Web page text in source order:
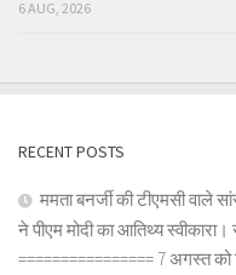
6 AUG, 2026
RECENT POSTS
ममता बनर्जी की टीएमसी वाले
ने पीएम मोदी का आतिथ्य
================ 7 अगस्त को